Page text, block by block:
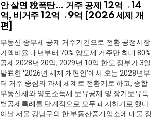
안 살면 稅폭탄… 거주 공제 12억→14
억, 비거주 12억→9억 [2026 세제 개
편]
부동산 종부세 공제 거주기간으로 전환 공정시장
가액비율 내년부터 70% 양도세 거주만 최대 80%
공제 2028년 20억, 2029년 10억 한도 정부가 3일
발표한 ‘2026년 세제 개편안’에서 오는 2028년부
터 거주 중심의 과세 체계로 전환키로 하고, 종합
부동산세와 양도소득세 보유공제 및 장기보유특
별공제특례를 단계적으로 모두 폐지하기로 했다.
이날 서울 강남구의 한 부동산중개업소에 매물 정